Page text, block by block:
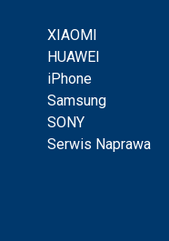
XIAOMI
HUAWEI
iPhone
Samsung
SONY
Serwis Naprawa